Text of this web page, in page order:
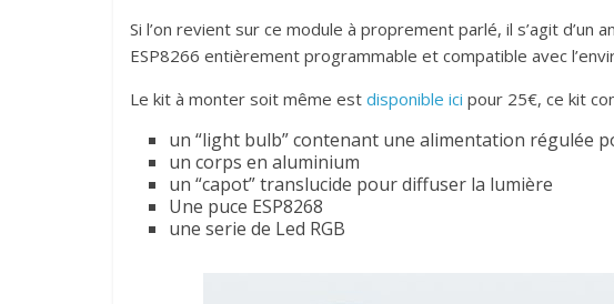
Si l’on revient sur ce module à proprement parlé, il s’agit d’un
ESP8266 entièrement programmable et compatible avec
Le kit à monter soit même est disponible ici pour 25€, ce kit
un “light bulb” contenant une alimentation régulée
un corps en aluminium
un “capot” translucide pour diffuser la lumière
Une puce ESP8268
une serie de Led RGB